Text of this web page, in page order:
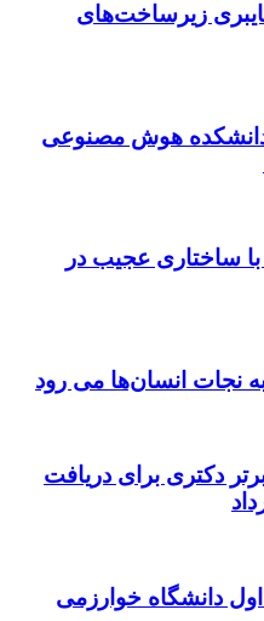
زیرساخت‌های
دانشکده هوش مصنوعی
ساختاری عجیب در
نجات انسان‌ها می رود
دکتری‌ برای دریافت
دانشگاه خوارزمی